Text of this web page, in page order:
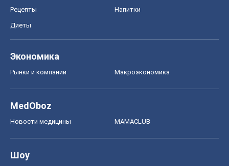
Рецепты Напитки
Диеты
Экономика
Рынки и компании Mакроэкономика
MedOboz
Новости медицины MAMACLUB
Шоу